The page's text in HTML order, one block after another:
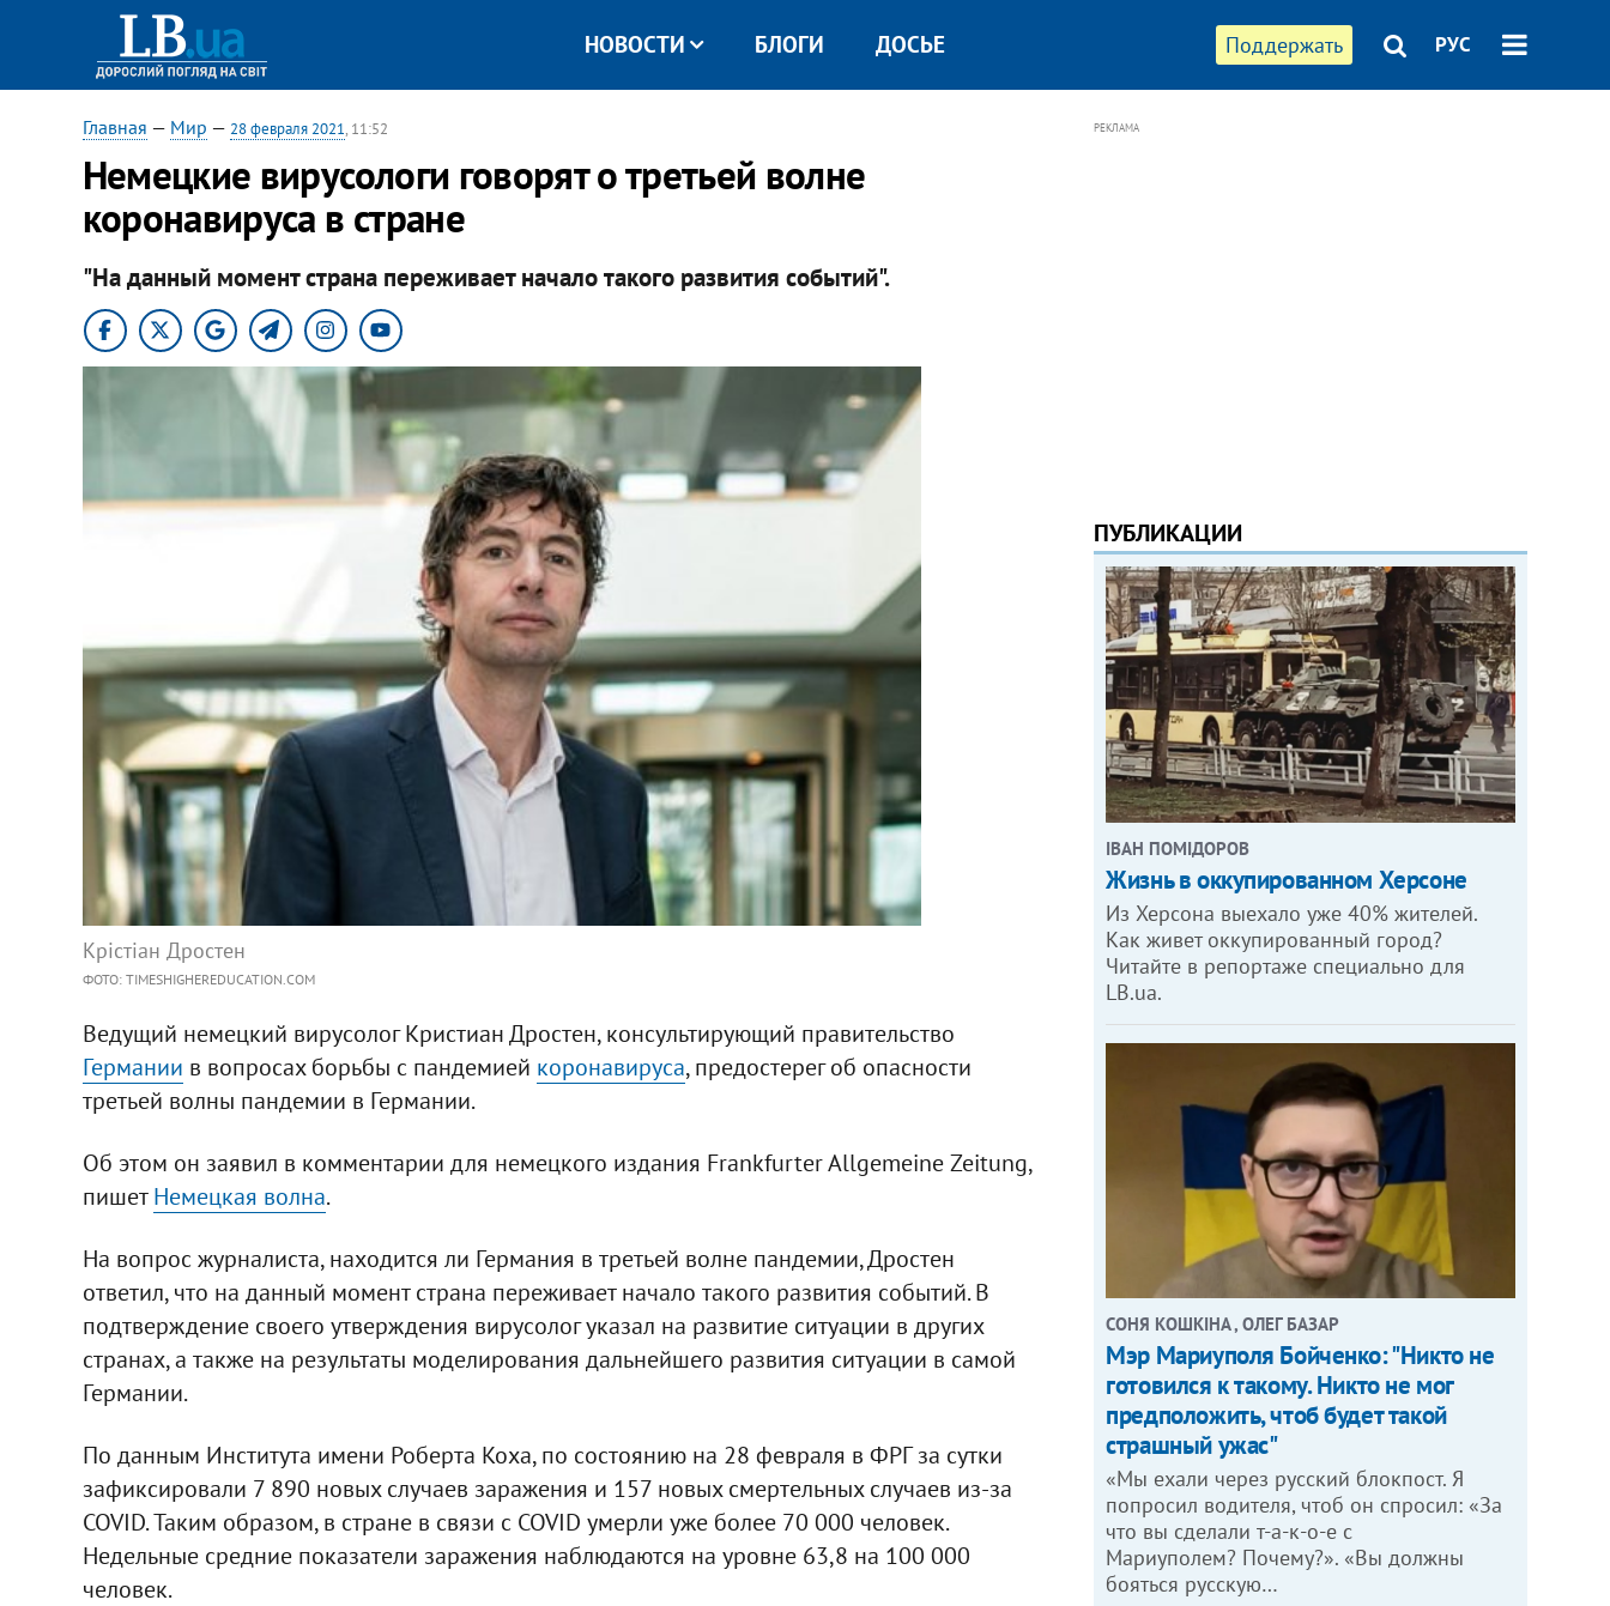
Поддержать РУС
НОВОСТИ БЛОГИ ДОСЬЕ
Главная — Мир — 28 февраля 2021, 11:52
Немецкие вирусологи говорят о третьей волне
коронавируса в стране
"На данный момент страна переживает начало такого развития событий".
Крістіан Дростен
ФОТО: TIMESHIGHEREDUCATION.COM
Ведущий немецкий вирусолог Кристиан Дростен, консультирующий правительство
Германии в вопросах борьбы с пандемией коронавируса, предостерег об опасности
третьей волны пандемии в Германии.
Об этом он заявил в комментарии для немецкого издания Frankfurter Allgemeine Zeitung,
пишетНемецкая волна.
На вопрос журналиста, находится ли Германия в третьей волне пандемии, Дростен
ответил, что на данный момент страна переживает начало такого развития событий. В
подтверждение своего утверждения вирусолог указал на развитие ситуации в других
странах, а также на результаты моделирования дальнейшего развития ситуации в самой
Германии.
По данным Института имени Роберта Коха, по состоянию на 28 февраля в ФРГ за сутки
зафиксировали 7 890 новых случаев заражения и 157 новых смертельных случаев из-за
COVID. Таким образом, в стране в связи с COVID умерли уже более 70 000 человек.
Недельные средние показатели заражения наблюдаются на уровне 63,8 на 100 000
человек.
РЕКЛАМА
ПУБЛИКАЦИИ
ІВАН ПОМІДОРОВ
Жизнь в оккупированном Херсоне
Из Херсона выехало уже 40% жителей.
Как живет оккупированный город?
Читайте в репортаже специально для
LB.ua.
СОНЯ КОШКІНА , ОЛЕГ БАЗАР
Мэр Мариуполя Бойченко: "Никто не
готовился к такому. Никто не мог
предположить, чтоб будет такой
страшный ужас"
«Мы ехали через русский блокпост. Я
попросил водителя, чтоб он спросил: «За
что вы сделали т-а-к-о-е с
Мариуполем? Почему?». «Вы должны
бояться русскую…